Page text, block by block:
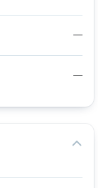
—
—